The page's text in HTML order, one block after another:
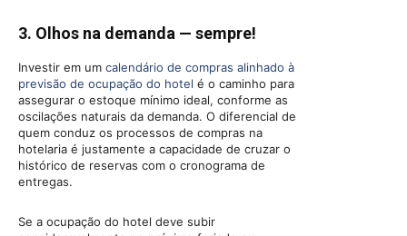
3. Olhos na demanda — sempre!
Investir em um calendário de compras alinhado à
previsão de ocupação do hotel é o caminho para
assegurar o estoque mínimo ideal, conforme as
oscilações naturais da demanda. O diferencial de
quem conduz os processos de compras na
hotelaria é justamente a capacidade de cruzar o
histórico de reservas com o cronograma de
entregas.
Se a ocupação do hotel deve subir